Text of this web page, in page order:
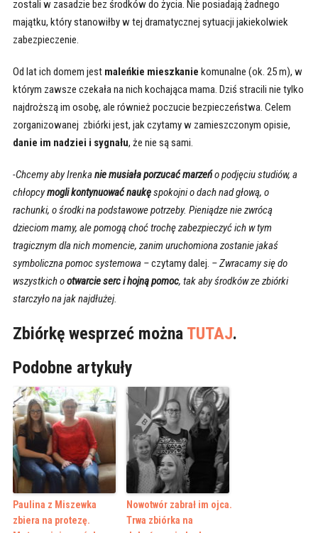
zostali w zasadzie bez środków do życia. Nie posiadają żadnego
majątku, który stanowiłby w tej dramatycznej sytuacji jakiekolwiek
zabezpieczenie.
Od lat ich domem jest maleńkie mieszkanie komunalne (ok. 25 m), w
którym zawsze czekała na nich kochająca mama. Dziś stracili nie tylko
najdroższą im osobę, ale również poczucie bezpieczeństwa. Celem
zorganizowanej zbiórki jest, jak czytamy w zamieszczonym opisie,
danie im nadziei i sygnału, że nie są sami.
-Chcemy aby Irenkanie musiała porzucać marzeńo podjęciu studiów, a
chłopcymogli kontynuować naukęspokojni o dach nad głową, o
rachunki, o środki na podstawowe potrzeby. Pieniądze nie zwrócą
dzieciom mamy, ale pomogą choć trochę zabezpieczyć ich w tym
tragicznym dla nich momencie, zanim uruchomiona zostanie jakaś
symboliczna pomoc systemowa –czytamy dalej. – Zwracamy się do
wszystkich ootwarcie serc i hojną pomoc, tak aby środków ze zbiórki
starczyło na jak najdłużej.
Zbiórkę wesprzeć można TUTAJ.
Podobne artykuły
Paulina z Miszewka
zbiera na protezę.
Nowotwór zabrał im ojca.
Trwa zbiórka na